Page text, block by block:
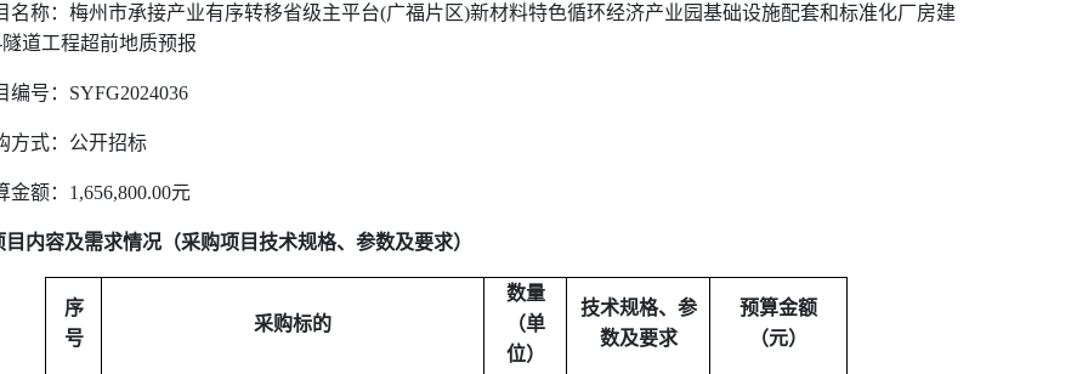
名称：梅州市承接产业有序转移省级主平台(广福片区)新材料特色循环经济产业园基础设施配套和标准化厂房建
隧道工程超前地质预报
编号： SYFG2024036
方式：公开招标
金额： 1,656,800.00元
目内容及需求情况（采购项目技术规格、参数及要求）
序
号
采购标的
数量
（单
位）
技术规格、参
数及要求
预算金额
（元）